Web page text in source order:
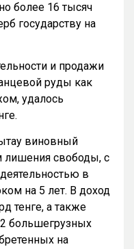
более 16 тысяч
государству на
и продажи
руды как
удалось
виновный
лишения свободы, с
в
на 5 лет. В доход
тенге, а также
большегрузных
на